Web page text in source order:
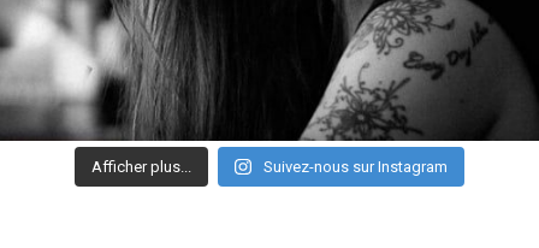
Afficher plus... Suivez-nous sur Instagram